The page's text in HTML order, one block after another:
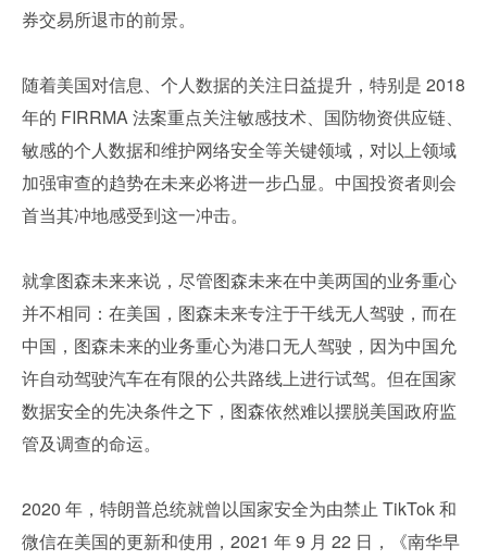
券交易所退市的前景。
随着美国对信息、个人数据的关注日益提升，特别是 2018
年的 FIRRMA 法案重点关注敏感技术、国防物资供应链、
敏感的个人数据和维护网络安全等关键领域，对以上领域
加强审查的趋势在未来必将进一步凸显。中国投资者则会
首当其冲地感受到这一冲击。
就拿图森未来来说，尽管图森未来在中美两国的业务重心
并不相同：在美国，图森未来专注于干线无人驾驶，而在
中国，图森未来的业务重心为港口无人驾驶，因为中国允
许自动驾驶汽车在有限的公共路线上进行试驾。但在国家
数据安全的先决条件之下，图森依然难以摆脱美国政府监
管及调查的命运。
2020 年，特朗普总统就曾以国家安全为由禁止 TikTok 和
微信在美国的更新和使用，2021 年 9 月 22 日，《南华早